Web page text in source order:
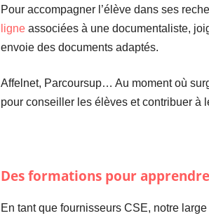
Pour accompagner l’élève dans ses
ligneassociées à une documentaliste,
envoie des documents adaptés.
Affelnet, Parcoursup… Au moment où
pour conseiller les élèves et contribuer à
Des formations pour
En tant que fournisseurs CSE, notre